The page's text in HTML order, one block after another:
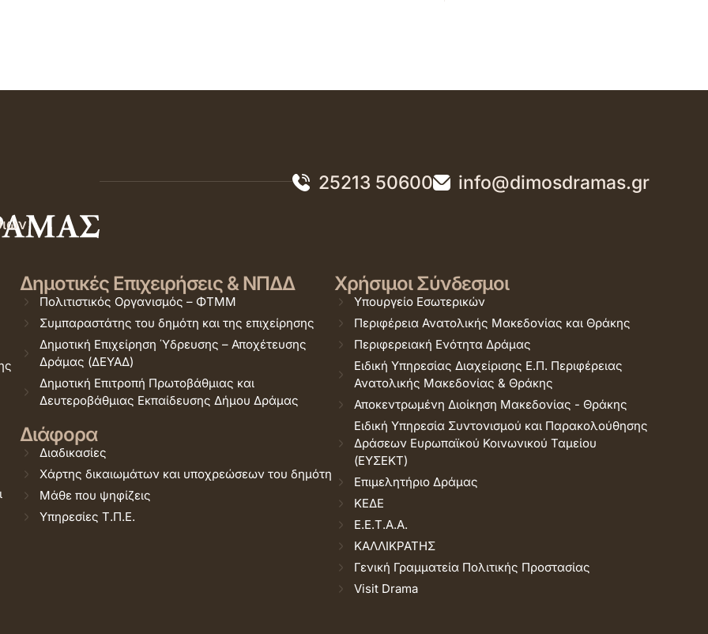
25213 50600 info@dimosdramas.gr
Δημοτικές Επιχειρήσεις & ΝΠΔΔ
Πολιτιστικός Οργανισμός – ΦΤΜΜ
Συμπαραστάτης του δημότη και της επιχείρησης
Δημοτική Επιχείρηση Ύδρευσης – Αποχέτευσης
Δράμας (ΔΕΥΑΔ)
Δημοτική Επιτροπή Πρωτοβάθμιας και
Δευτεροβάθμιας Εκπαίδευσης Δήμου Δράμας
Διάφορα
Διαδικασίες
Χάρτης δικαιωμάτων και υποχρεώσεων του δημότη
Μάθε που ψηφίζεις
Υπηρεσίες Τ.Π.Ε.
Χρήσιμοι Σύνδεσμοι
Υπουργείο Εσωτερικών
Περιφέρεια Ανατολικής Μακεδονίας και Θράκης
Περιφερειακή Ενότητα Δράμας
Ειδική Υπηρεσίας Διαχείρισης Ε.Π. Περιφέρειας
Ανατολικής Μακεδονίας & Θράκης
Αποκεντρωμένη Διοίκηση Μακεδονίας - Θράκης
Ειδική Υπηρεσία Συντονισμού και Παρακολούθησης
Δράσεων Ευρωπαϊκού Κοινωνικού Ταμείου
(ΕΥΣΕΚΤ)
Επιμελητήριο Δράμας
ΚΕΔΕ
Ε.Ε.Τ.Α.Α.
ΚΑΛΛΙΚΡΑΤΗΣ
Γενική Γραμματεία Πολιτικής Προστασίας
Visit Drama